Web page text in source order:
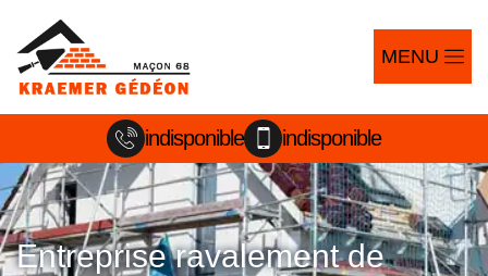
MENU
indisponible indisponible
Entreprise ravalement de